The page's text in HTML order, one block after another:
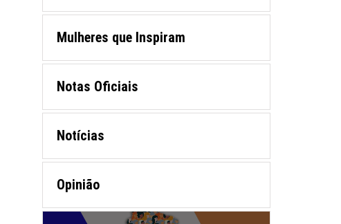
Mulheres que Inspiram
Notas Oficiais
Notícias
Opinião